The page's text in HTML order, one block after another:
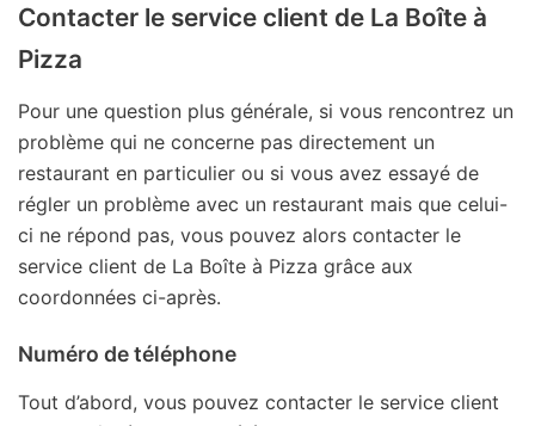
Contacter le service client de La Boîte à
Pizza
Pour une question plus générale, si vous rencontrez un
problème qui ne concerne pas directement un
restaurant en particulier ou si vous avez essayé de
régler un problème avec un restaurant mais que celui-
ci ne répond pas, vous pouvez alors contacter le
service client de La Boîte à Pizza grâce aux
coordonnées ci-après.
Numéro de téléphone
Tout d’abord, vous pouvez contacter le service client